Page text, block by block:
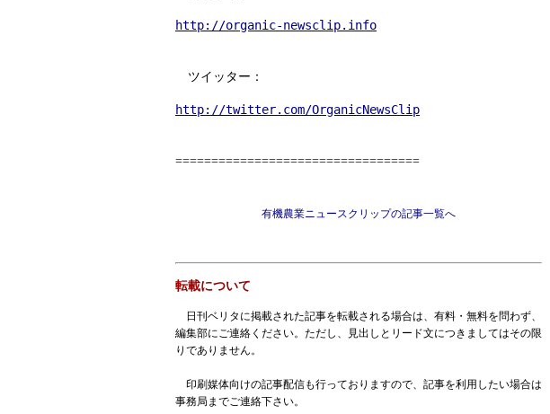
http://organic-newsclip.info
ツイッター：
http://twitter.com/OrganicNewsClip
==================================
有機農業ニュースクリップの記事一覧へ
転載について
日刊ベリタに掲載された記事を転載される場合は、有料・無料を問わず、
編集部にご連絡ください。ただし、見出しとリード文につきましてはその限
りでありません。
印刷媒体向けの記事配信も行っておりますので、記事を利用したい場合は
事務局までご連絡下さい。